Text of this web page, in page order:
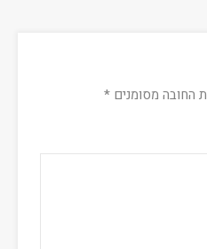
החובה מסומנים *